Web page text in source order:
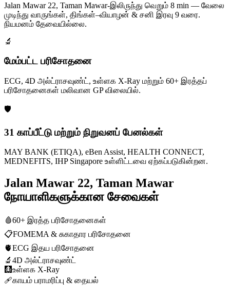
Jalan Mawar 22, Taman Mawar-இலிருந்து வெறும் 8 min — வேலை
முடிந்து வாருங்கள், திங்கள்–வியாழன் & சனி இரவு 9 வரை.
நியமனம் தேவையில்லை.
🔬
மேம்பட்ட பரிசோதனை
ECG, 4D அல்ட்ராசவுண்ட், உள்ளக X-Ray மற்றும் 60+ இரத்தப்
பரிசோதனைகள் மலிவான GP விலையில்.
🛡️
31 காப்பீட்டு மற்றும் நிறுவனப் பேனல்கள்
MAY BANK (ETIQA), eBen Assist, HEALTH CONNECT,
MEDNEFITS, IHP Singapore உள்ளிட்டவை ஏற்கப்படுகின்றன.
Jalan Mawar 22, Taman Mawar
நோயாளிகளுக்கான சேவைகள்
🩸60+ இரத்த பரிசோதனைகள்
📋FOMEMA & சுகாதார பரிசோதனை
🫀ECG இதய பரிசோதனை
🔬 4D அல்ட்ராசவுண்ட்
🩻உள்ளக X-Ray
🩹காயம் பராமரிப்பு & தையல்